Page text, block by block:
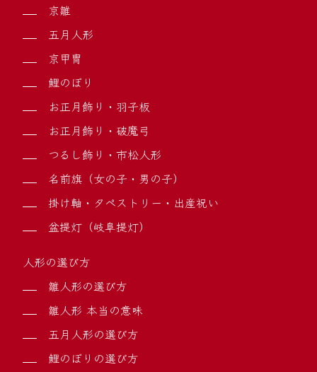
京雛
五月人形
京甲冑
鯉のぼり
お正月飾り・羽子板
お正月飾り・破魔弓
つるし飾り・市松人形
名前旗（女の子・男の子）
掛け軸・タペストリー・出産祝い
盆提灯（岐阜提灯）
人形の選び方
雛人形の選び方
雛人形 本当の意味
五月人形の選び方
鯉のぼりの選び方